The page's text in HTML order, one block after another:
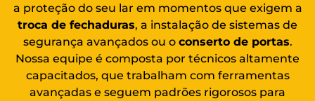
a proteção do seu lar em momentos que exigem a
troca de fechaduras, a instalação de sistemas de
segurança avançados ou o conserto de portas.
Nossa equipe é composta por técnicos altamente
capacitados, que trabalham com ferramentas
avançadas e seguem padrões rigorosos para